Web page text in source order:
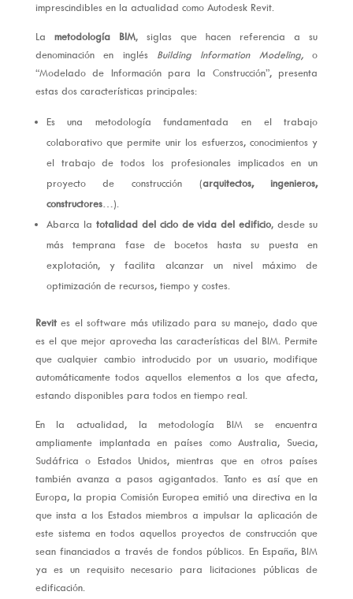
imprescindibles en la actualidad como Autodesk Revit.
La metodología BIM, siglas que hacen referencia a su
denominación en inglés Building Information Modeling,o
“Modelado de Información para la Construcción”, presenta
estas dos características principales:
Es una metodología fundamentada en el trabajo
colaborativo que permite unir los esfuerzos, conocimientos y
el trabajo de todos los profesionales implicados en un
proyecto de construcción (arquitectos, ingenieros,
constructores…).
Abarca la totalidad del ciclo de vida del edificio, desde su
más temprana fase de bocetos hasta su puesta en
explotación, y facilita alcanzar un nivel máximo de
optimización de recursos, tiempo y costes.
Revites el software más utilizado para su manejo, dado que
es el que mejor aprovecha las características del BIM. Permite
que cualquier cambio introducido por un usuario, modifique
automáticamente todos aquellos elementos a los que afecta,
estando disponibles para todos en tiempo real.
En la actualidad, la metodología BIM se encuentra
ampliamente implantada en países como Australia, Suecia,
Sudáfrica o Estados Unidos, mientras que en otros países
también avanza a pasos agigantados. Tanto es así que en
Europa, la propia Comisión Europea emitió una directiva en la
que insta a los Estados miembros a impulsar la aplicación de
este sistema en todos aquellos proyectos de construcción que
sean financiados a través de fondos públicos. En España, BIM
ya es un requisito necesario para licitaciones públicas de
edificación.